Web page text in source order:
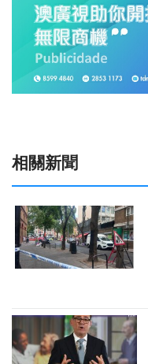
相關新聞